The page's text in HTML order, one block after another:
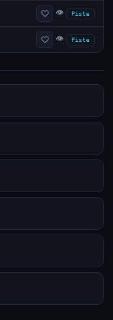
👁 Piste
👁 Piste